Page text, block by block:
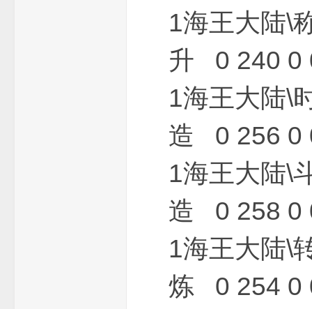
1海王大
升 0 240 0
1海王大
造 0 256 0
1海王大
造 0 258 0
1海王大
炼 0 254 0